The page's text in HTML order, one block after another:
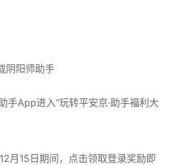
阴阳师助手
手App进入“玩转平安京·助手福利大
月15日期间，点击领取登录奖励即